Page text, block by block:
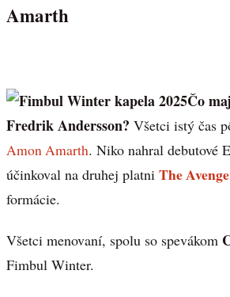
Amarth
Čo
Fredrik Andersson? Všetci istý čas
Amon Amarth. Niko nahral debutové
účinkoval na druhej platni The
formácie.
Všetci menovaní, spolu so spevákom
Fimbul Winter.